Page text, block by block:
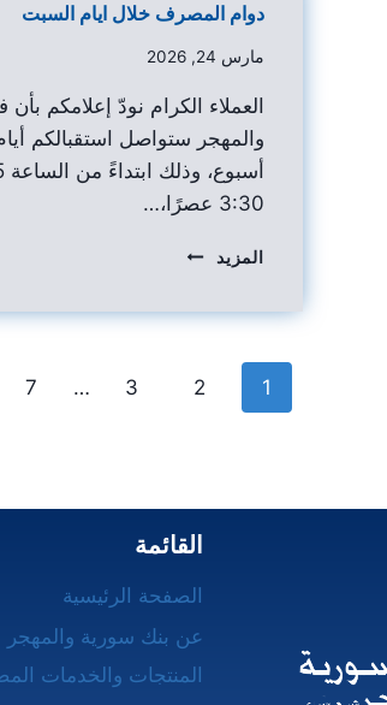
دوام المصرف خلال ايام السبت
مارس 24, 2026
العملاء الكرام نودّ إعلامكم
والمهجر ستواصل استقبالكم
3:30 عصرًا،…
المزيد
1
2
3
…
7
القائمة
الصفحة الرئيسية
عن بنك سورية والمهجر
المنتجات والخدمات